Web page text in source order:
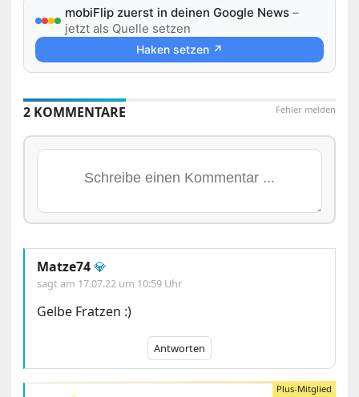
mobiFlip zuerst in deinen Google News –
jetzt als Quelle setzen
Haken setzen ↗
Fehler melden
2 KOMMENTARE
Matze74💎
sagt am 17.07.22 um 10:59 Uhr
Gelbe Fratzen :)
Antworten